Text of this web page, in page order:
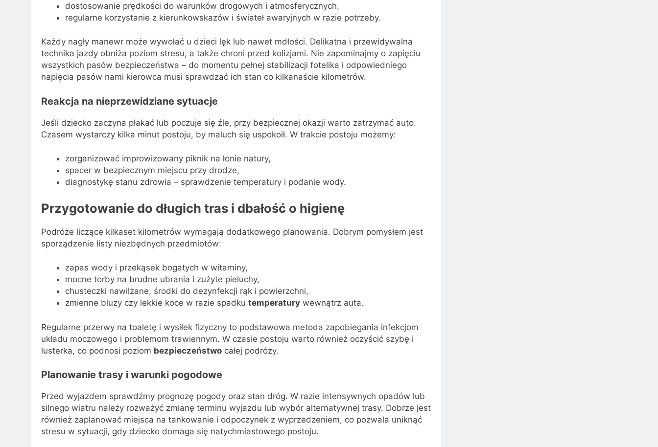
dostosowanie prędkości do warunków drogowych i atmosferycznych,
regularne korzystanie z kierunkowskazów i świateł awaryjnych w razie potrzeby.
Każdy nagły manewr może wywołać u dzieci lęk lub nawet mdłości. Delikatna i przewidywalna
technika jazdy obniża poziom stresu, a także chroni przed kolizjami. Nie zapominajmy o zapięciu
wszystkich pasów bezpieczeństwa – do momentu pełnej stabilizacji fotelika i odpowiedniego
napięcia pasów nami kierowca musi sprawdzać ich stan co kilkanaście kilometrów.
Reakcja na nieprzewidziane sytuacje
Jeśli dziecko zaczyna płakać lub poczuje się źle, przy bezpiecznej okazji warto zatrzymać auto.
Czasem wystarczy kilka minut postoju, by maluch się uspokoił. W trakcie postoju możemy:
zorganizować improwizowany piknik na łonie natury,
spacer w bezpiecznym miejscu przy drodze,
diagnostykę stanu zdrowia – sprawdzenie temperatury i podanie wody.
Przygotowanie do długich tras i dbałość o higienę
Podróże liczące kilkaset kilometrów wymagają dodatkowego planowania. Dobrym pomysłem jest
sporządzenie listy niezbędnych przedmiotów:
zapas wody i przekąsek bogatych w witaminy,
mocne torby na brudne ubrania i zużyte pieluchy,
chusteczki nawilżane, środki do dezynfekcji rąk i powierzchni,
zmienne bluzy czy lekkie koce w razie spadku temperaturywewnątrz auta.
Regularne przerwy na toaletę i wysiłek fizyczny to podstawowa metoda zapobiegania infekcjom
układu moczowego i problemom trawiennym. W czasie postoju warto również oczyścić szybę i
lusterka, co podnosi poziom bezpieczeństwo całej podróży.
Planowanie trasy i warunki pogodowe
Przed wyjazdem sprawdźmy prognozę pogody oraz stan dróg. W razie intensywnych opadów lub
silnego wiatru należy rozważyć zmianę terminu wyjazdu lub wybór alternatywnej trasy. Dobrze jest
również zaplanować miejsca na tankowanie i odpoczynek z wyprzedzeniem, co pozwala uniknąć
stresu w sytuacji, gdy dziecko domaga się natychmiastowego postoju.